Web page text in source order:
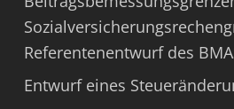
Referentenentwurf des
Entwurf eines